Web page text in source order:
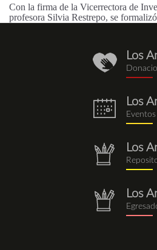
Con la firma de la Vicerrectora de
profesora Silvia Restrepo, se
Los
Los
Eventos
Los
Los